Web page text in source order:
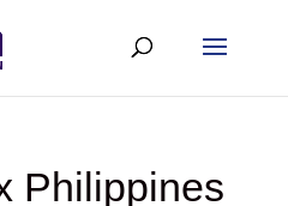
Philippines